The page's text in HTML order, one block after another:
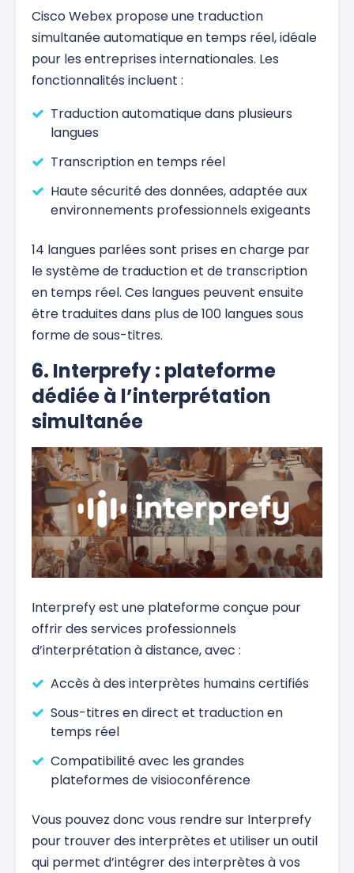
Cisco Webex propose une traduction
simultanée automatique en temps réel, idéale
pour les entreprises internationales. Les
fonctionnalités incluent :
Traduction automatique dans plusieurs
langues
Transcription en temps réel
Haute sécurité des données, adaptée aux
environnements professionnels exigeants
14 langues parlées sont prises en charge par
le système de traduction et de transcription
en temps réel. Ces langues peuvent ensuite
être traduites dans plus de 100 langues sous
forme de sous-titres.
6. Interprefy : plateforme
dédiée à l’interprétation
simultanée
Interprefy est une plateforme conçue pour
offrir des services professionnels
d’interprétation à distance, avec :
Accès à des interprètes humains certifiés
Sous-titres en direct et traduction en
temps réel
Compatibilité avec les grandes
plateformes de visioconférence
Vous pouvez donc vous rendre sur Interprefy
pour trouver des interprètes et utiliser un outil
qui permet d’intégrer des interprètes à vos